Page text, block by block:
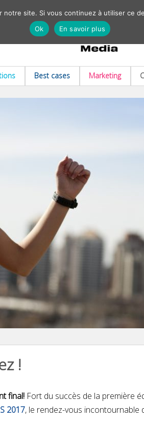
Best cases Marketing
!
final! Fort du succès de la première
2017, le rendez-vous
site. Si vous continuez à utiliser ce
Ok
En savoir plus